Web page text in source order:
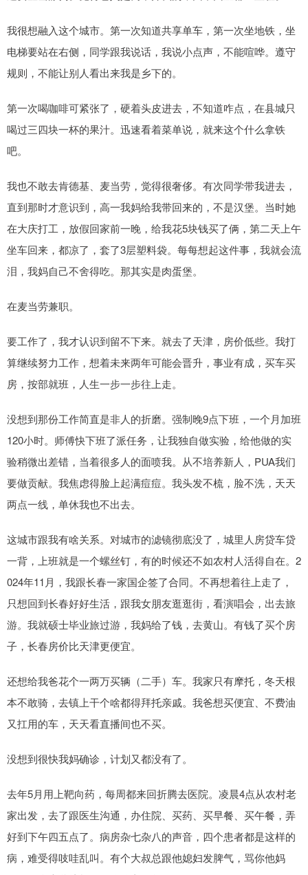
我很想融入这个城市。第一次知道共享单车，第一次坐地铁，坐
电梯要站在右侧，同学跟我说话，我说小点声，不能喧哗。遵守
规则，不能让别人看出来我是乡下的。
第一次喝咖啡可紧张了，硬着头皮进去，不知道咋点，在县城只
喝过三四块一杯的果汁。迅速看着菜单说，就来这个什么拿铁
吧。
我也不敢去肯德基、麦当劳，觉得很奢侈。有次同学带我进去，
直到那时才意识到，高一我妈给我带回来的，不是汉堡。当时她
在大庆打工，放假回家前一晚，给我花5块钱买了俩，第二天上午
坐车回来，都凉了，套了3层塑料袋。每每想起这件事，我就会流
泪，我妈自己不舍得吃。那其实是肉蛋堡。
在麦当劳兼职。
要工作了，我才认识到留不下来。就去了天津，房价低些。我打
算继续努力工作，想着未来两年可能会晋升，事业有成，买车买
房，按部就班，人生一步一步往上走。
没想到那份工作简直是非人的折磨。强制晚9点下班，一个月加班
120小时。师傅快下班了派任务，让我独自做实验，给他做的实
验稍微出差错，当着很多人的面喷我。从不培养新人，PUA我们
要做贡献。我焦虑得脸上起满痘痘。我头发不梳，脸不洗，天天
两点一线，单休我也不出去。
这城市跟我有啥关系。对城市的滤镜彻底没了，城里人房贷车贷
一背，上班就是一个螺丝钉，有的时候还不如农村人活得自在。2
024年11月，我跟长春一家国企签了合同。不再想着往上走了，
只想回到长春好好生活，跟我女朋友逛逛街，看演唱会，出去旅
游。我就硕士毕业旅过游，我妈给了钱，去黄山。有钱了买个房
子，长春房价比天津更便宜。
还想给我爸花个一两万买辆（二手）车。我家只有摩托，冬天根
本不敢骑，去镇上干个啥都得拜托亲戚。我爸想买便宜、不费油
又扛用的车，天天看直播间也不买。
没想到很快我妈确诊，计划又都没有了。
去年5月用上靶向药，每周都来回折腾去医院。凌晨4点从农村老
家出发，去了跟医生沟通，办住院、买药、买早餐、买午餐，弄
好到下午四五点了。病房杂七杂八的声音，四个患者都是这样的
病，难受得吱哇乱叫。有个大叔总跟他媳妇发脾气，骂你他妈